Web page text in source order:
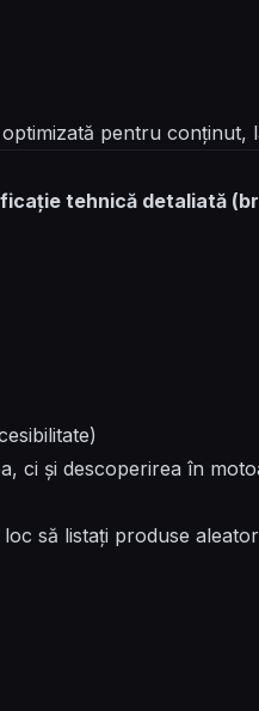
pentru conținut,
tehnică detaliată
ci și descoperirea în
să listați produse